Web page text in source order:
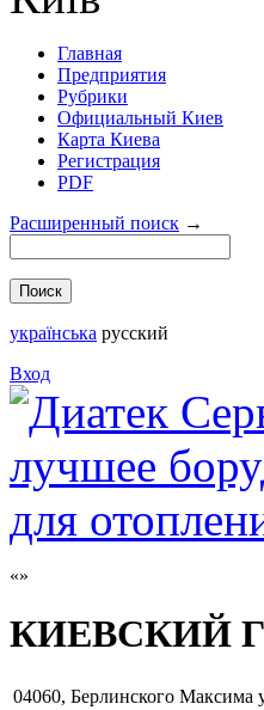
Главная
Предприятия
Рубрики
Официальный Киев
Карта Киева
Регистрация
PDF
Расширенный поиск →
українська русский
Вход
КИЕВСКИЙ
04060, Берлинского Максима